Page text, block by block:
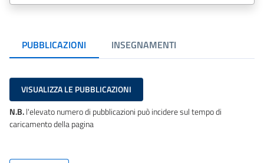
PUBBLICAZIONI INSEGNAMENTI
VISUALIZZA LE PUBBLICAZIONI
N.B.l'elevato numero di pubblicazioni può incidere sul tempo di
caricamento della pagina